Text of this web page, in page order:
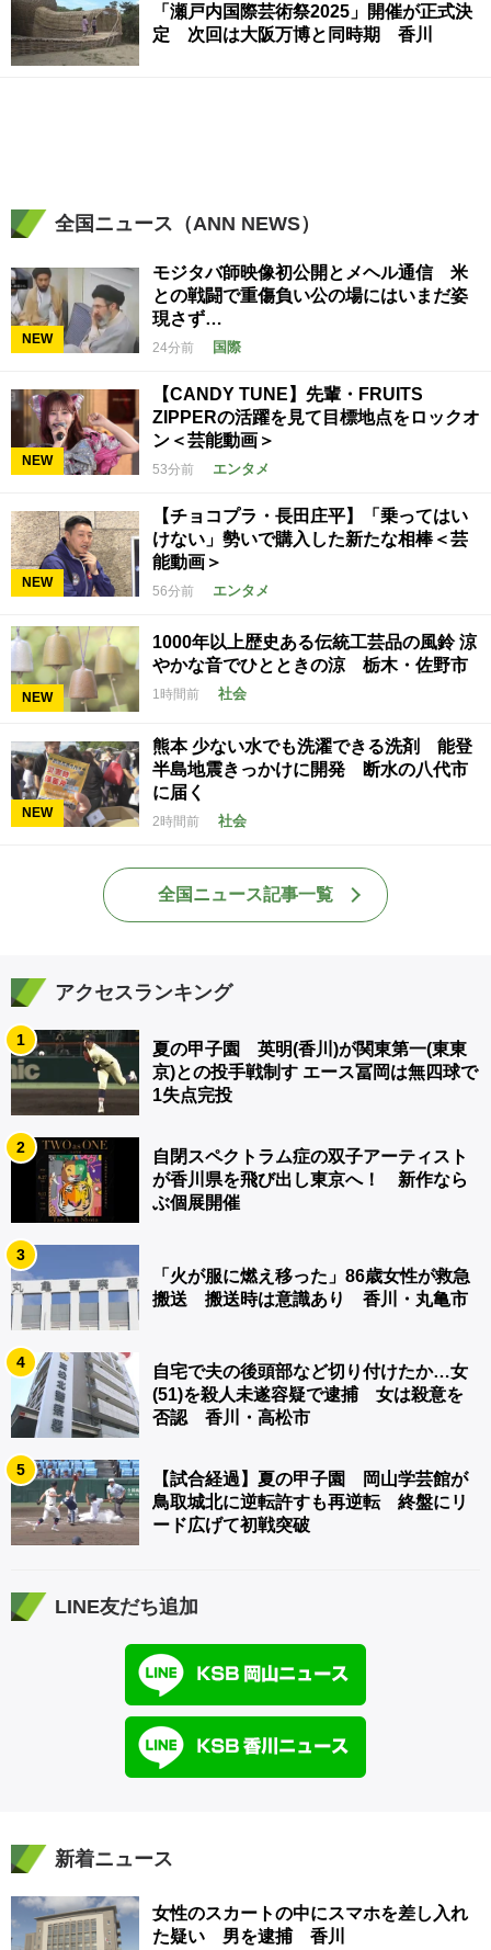
「瀬戸内国際芸術祭2025」開催が正式決
定 次回は大阪万博と同時期 香川
全国ニュース（ANN NEWS）
NEW
モジタバ師映像初公開とメヘル通信 米
との戦闘で重傷負い公の場にはいまだ姿
現さず…
24分前 国際
NEW
【CANDY TUNE】先輩・FRUITS
ZIPPERの活躍を見て目標地点をロックオ
ン＜芸能動画＞
53分前 エンタメ
NEW
【チョコプラ・長田庄平】「乗ってはい
けない」勢いで購入した新たな相棒＜芸
能動画＞
56分前 エンタメ
NEW
1000年以上歴史ある伝統工芸品の風鈴 涼
やかな音でひとときの涼 栃木・佐野市
1時間前 社会
NEW
熊本 少ない水でも洗濯できる洗剤 能登
半島地震きっかけに開発 断水の八代市
に届く
2時間前 社会
全国ニュース記事一覧
アクセスランキング
1
夏の甲子園 英明(香川)が関東第一(東東
京)との投手戦制す エース冨岡は無四球で
1失点完投
2
自閉スペクトラム症の双子アーティスト
が香川県を飛び出し東京へ！ 新作なら
ぶ個展開催
3
「火が服に燃え移った」86歳女性が救急
搬送 搬送時は意識あり 香川・丸亀市
4
自宅で夫の後頭部など切り付けたか…女
(51)を殺人未遂容疑で逮捕 女は殺意を
否認 香川・高松市
5
【試合経過】夏の甲子園 岡山学芸館が
鳥取城北に逆転許すも再逆転 終盤にリ
ード広げて初戦突破
LINE友だち追加
新着ニュース
女性のスカートの中にスマホを差し入れ
た疑い 男を逮捕 香川